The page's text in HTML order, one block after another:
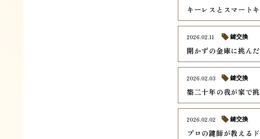
キーレスとスマート
開かずの金庫に挑ん
2026.02.11 鍵交換
築二十年の我が家で
2026.02.03 鍵交換
プロの鍵師が教える
2026.02.02 鍵交換